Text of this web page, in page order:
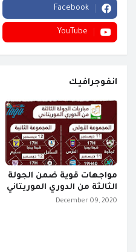
Facebook
YouTube
انفوجرافيك
مواجهات قوية ضمن الجولة
الثالثة من الدوري الموريتاني
December 09, 2020